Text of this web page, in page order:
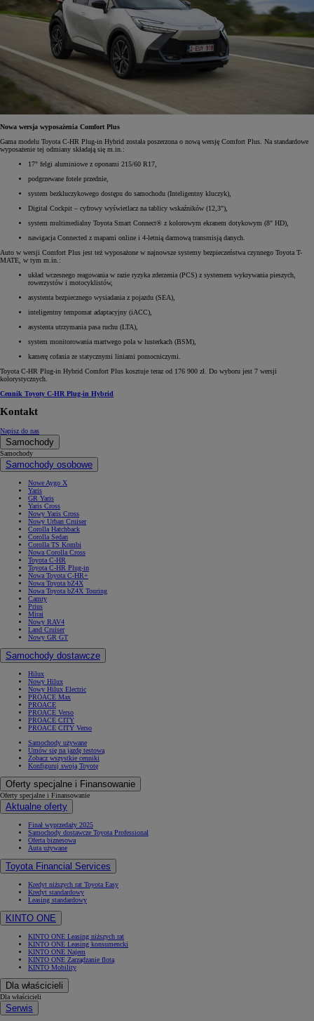
Nowa wersja wyposażenia Comfort Plus
Gama modelu Toyota C-HR Plug-in Hybrid została poszerzona o nową wersję Comfort Plus. Na standardowe
wyposażenie tej odmiany składają się m.in.:
17" felgi aluminiowe z oponami 215/60 R17,
podgrzewane fotele przednie,
system bezkluczykowego dostępu do samochodu (Inteligentny kluczyk),
Digital Cockpit – cyfrowy wyświetlacz na tablicy wskaźników (12,3"),
system multimedialny Toyota Smart Connect® z kolorowym ekranem dotykowym (8" HD),
nawigacja Connected z mapami online i 4-letnią darmową transmisją danych.
Auto w wersji Comfort Plus jest też wyposażone w najnowsze systemy bezpieczeństwa czynnego Toyota T-
MATE, w tym m.in.:
układ wczesnego reagowania w razie ryzyka zderzenia (PCS) z systemem wykrywania pieszych,
rowerzystów i motocyklistów,
asystenta bezpiecznego wysiadania z pojazdu (SEA),
inteligentny tempomat adaptacyjny (iACC),
asystenta utrzymania pasa ruchu (LTA),
system monitorowania martwego pola w lusterkach (BSM),
kamerę cofania ze statycznymi liniami pomocniczymi.
Toyota C-HR Plug-in Hybrid Comfort Plus kosztuje teraz od 176 900 zł. Do wyboru jest 7 wersji
kolorystycznych.
Cennik Toyoty C-HR Plug-in Hybrid
Kontakt
Napisz do nas
Samochody
Samochody
Samochody osobowe
Nowe Aygo X
Yaris
GR Yaris
Yaris Cross
Nowy Yaris Cross
Nowy Urban Cruiser
Corolla Hatchback
Corolla Sedan
Corolla TS Kombi
Nowa Corolla Cross
Toyota C-HR
Toyota C-HR Plug-in
Nowa Toyota C-HR+
Nowa Toyota bZ4X
Nowa Toyota bZ4X Touring
Camry
Prius
Mirai
Nowy RAV4
Land Cruiser
Nowy GR GT
Samochody dostawcze
Hilux
Nowy Hilux
Nowy Hilux Electric
PROACE Max
PROACE
PROACE Verso
PROACE CITY
PROACE CITY Verso
Samochody używane
Umów się na jazdę testową
Zobacz wszystkie cenniki
Konfiguruj swoją Toyotę
Oferty specjalne i Finansowanie
Oferty specjalne i Finansowanie
Aktualne oferty
Finał wyprzedaży 2025
Samochody dostawcze Toyota Professional
Oferta biznesowa
Auta używane
Toyota Financial Services
Kredyt niższych rat Toyota Easy
Kredyt standardowy
Leasing standardowy
KINTO ONE
KINTO ONE Leasing niższych rat
KINTO ONE Leasing konsumencki
KINTO ONE Najem
KINTO ONE Zarządzanie flotą
KINTO Mobility
Dla właścicieli
Dla właścicieli
Serwis